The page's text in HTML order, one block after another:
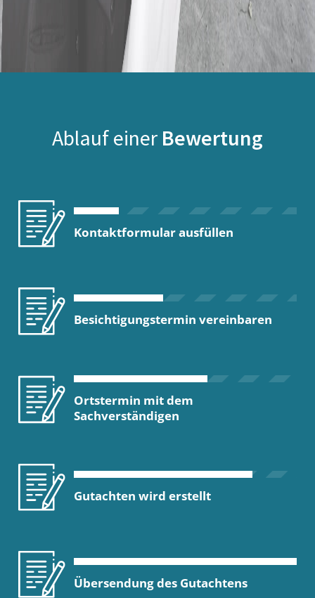
Ablauf einer Bewertung
Kontaktformular ausfüllen
Besichtigungstermin vereinbaren
Ortstermin mit dem
Sachverständigen
Gutachten wird erstellt
Übersendung des Gutachtens